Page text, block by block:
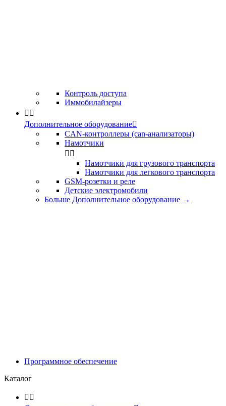
Контроль доступа
Иммобилайзеры
 
Дополнительное оборудование
CAN-контроллеры (can-анализаторы)
Намотчики
 
Намотчики для грузового транспорта
Намотчики для легкового транспорта
GSM-розетки и реле
Детские электромобили
Больше Дополнительное оборудование →
Программное обеспечение
Каталог
 